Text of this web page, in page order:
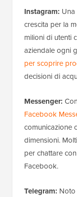
Instagram:
crescita per la
milioni di utenti
aziendale ogni
per scoprire
decisioni di
Messenger:
Facebook
comunicazione
dimensioni.
per chattare
Facebook.
Telegram: Noto